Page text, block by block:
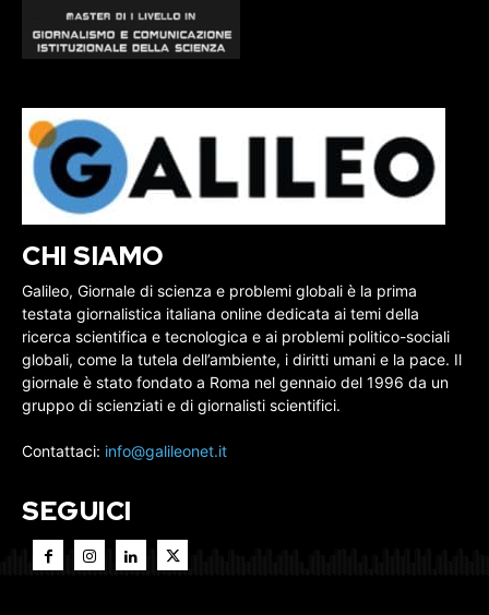
CHI SIAMO
Galileo, Giornale di scienza e problemi globali è la prima
testata giornalistica italiana online dedicata ai temi della
ricerca scientifica e tecnologica e ai problemi politico-sociali
globali, come la tutela dell’ambiente, i diritti umani e la pace. Il
giornale è stato fondato a Roma nel gennaio del 1996 da un
gruppo di scienziati e di giornalisti scientifici.
Contattaci: info@galileonet.it
SEGUICI